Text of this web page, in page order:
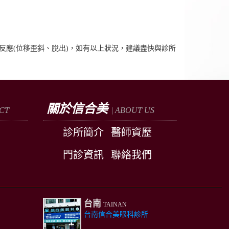
應(位移歪斜、脫出)，如有以上狀況，建議盡快與診所
關於信合美 | ABOUT US
診所簡介
醫師資歷
門診資訊
聯絡我們
台南 TAINAN
台南信合美眼科診所